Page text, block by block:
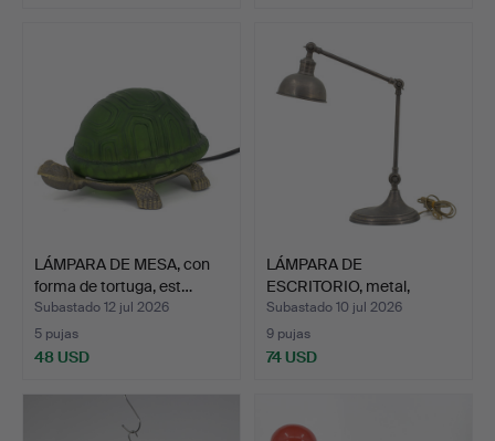
LÁMPARA DE MESA, con
forma de tortuga, est…
Subastado 12 jul 2026
5 pujas
48 USD
LÁMPARA DE
ESCRITORIO, metal,
Chehoma, Bél…
Subastado 10 jul 2026
9 pujas
74 USD